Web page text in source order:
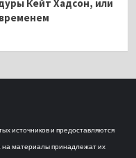
Кейт Хадсон, или
источников и предоставляются
на материалы принадлежат их